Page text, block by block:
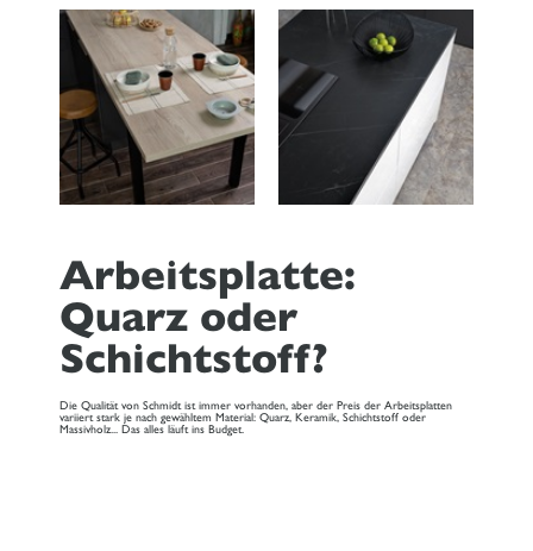
Arbeitsplatte:
Quarz oder
Schichtstoff?
Die Qualität von Schmidt ist immer vorhanden, aber der Preis der Arbeitsplatten
variiert stark je nach gewähltem Material: Quarz, Keramik, Schichtstoff oder
Massivholz... Das alles läuft ins Budget.